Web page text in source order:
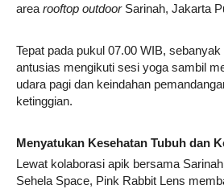
area rooftop outdoorSarinah, Jakarta
Tepat pada pukul 07.00 WIB,
antusias mengikuti sesi yoga sambil
udara pagi dan keindahan
ketinggian.
Menyatukan Kesehatan Tubuh dan
Lewat kolaborasi apik bersama
Sehela Space, Pink Rabbit Lens